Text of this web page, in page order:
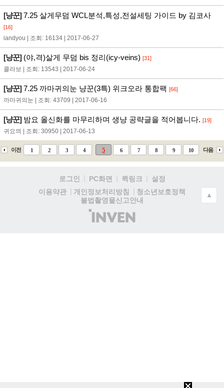
[냥꾼]7.25 살게무덤 WCL분석,특성,전설세팅 가이드 by 김코사
[16]
iandyou | 조회: 16134 | 2017-06-27
[냥꾼](야,격)살게 무덤 bis 정리(icy-veins) [31]
콜라보 | 조회: 13543 | 2017-06-24
[냥꾼]7.25 까마귀의눈 냥꾼(3특) 위크오라 통합팩 [66]
까마귀의눈 | 조회: 43709 | 2017-06-16
[냥꾼]밤요 올신화를 마무리하며 생냥 공략글을 적어봅니다. [19]
귀요믜 | 조회: 30950 | 2017-06-13
이전 1 2 3 4 5 6 7 8 9 10 다음
로그인 PC화면 퀵링크
설정
이용약관
개인정보처리방침
청소년보호정책
불법촬영물신고안내
(주)
인
▲